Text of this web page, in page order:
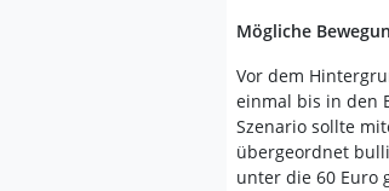
Mögliche
Vor dem
einmal bis in den
Szenario sollte
übergeordnet
unter die 60 Euro